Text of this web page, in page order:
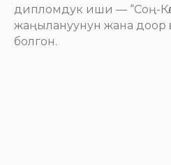
дипломдук иши — “Соң-
жаңылануунун жана доор
болгон.